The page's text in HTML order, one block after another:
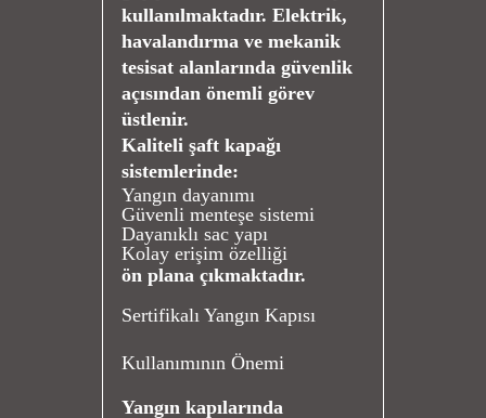
kullanılmaktadır. Elektrik,
havalandırma ve mekanik
tesisat alanlarında güvenlik
açısından önemli görev
üstlenir.
Kaliteli şaft kapağı
sistemlerinde:
Yangın dayanımı
Güvenli menteşe sistemi
Dayanıklı sac yapı
Kolay erişim özelliği
ön plana çıkmaktadır.
Sertifikalı Yangın Kapısı
Kullanımının Önemi
Yangın kapılarında